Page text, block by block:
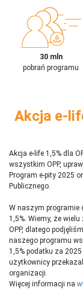
30 mln
pobrań programu
Akcja e-
Akcja e-life 1,5% dla
wszystkim OPP,
Program e-pity 2025
Publicznego.
W naszym programie
1,5%. Wiemy, że
OPP, dlatego
naszego programu
1,5% podatku za
użytkownicy
organizacji.
Więcej informacji na